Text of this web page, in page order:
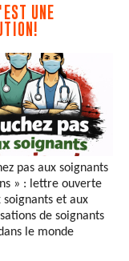
UNE
pas aux soignants
» : lettre ouverte
soignants et aux
de soignants
le monde